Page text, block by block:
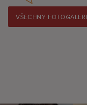
VŠECHNY